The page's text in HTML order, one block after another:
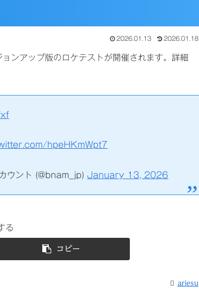
2026.01.13 2026.01.18
ンアップ版のロケテストが開催されます。詳細
hpeHKmWpt7
ウント (@bnam_jp)January 13, 2026
る
コピー
ariesu